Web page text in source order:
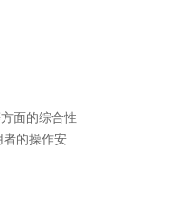
面的综合性
者的操作安